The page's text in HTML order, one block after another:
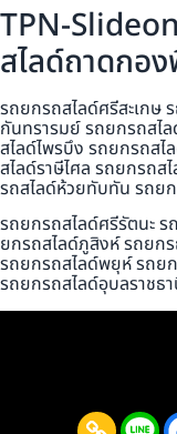
TPN-
สไลด์ถาดกอ
รถยกรถสไลด์ศรีสะเกษ
กันทรารมย์ รถยกรถสไ
สไลด์ไพรบึง รถยกรถส
สไลด์ราษีไศล รถยกรถ
รถสไลด์ห้วยทับทัน รถย
รถยกรถสไลด์ศรีรัตนะ
ยกรถสไลด์ภูสิงห์ รถยก
รถยกรถสไลด์พยุห์ รถย
รถยกรถสไลด์อุบลราชธ